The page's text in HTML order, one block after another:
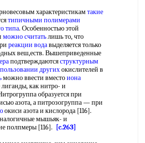
характеристикамтакие
типичными полимерами
типа. Особенностью этой
можно считатьлишь то, что
реакции водавыделяется только
веш,еств. Вышеприведенные
подтверждаютсяструктурным
другихокислителей в
можно ввести вместоиона
лиганды, как нитро- и
образуется при
азота, а питрозогруппа — при
окиси азота и кислорода [116].
мышьяк- и
полпмеры [116].
[c.263]